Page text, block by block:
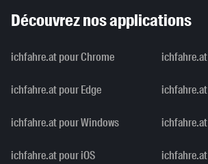
Découvrez nos applications
ichfahre.at pour Chrome
ichfahre.at pour Edge
ichfahre.at pour Windows
ichfahre.at pour iOS